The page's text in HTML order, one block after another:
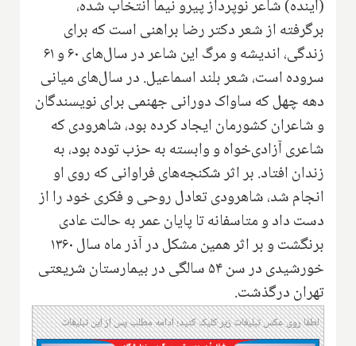
(آینده) شاعر نوپرداز پیرو نیما انتخاب شده،
برگرفته از شعر دکتر رضا براهنی است که برای
زندگی، اندیشه و مرگ این شاعر در سال‌های ۶۰ و ۶۱
سروده است، شعر بلند اسماعیل. در سال‌های میانی
دهه چهل که ساواک دورانی جهنمی برای نویسندگان
و شاعران کشورمان ایجاد کرده بود، شاهرودی که
شاعری آزادی‌خواه و وابسته به حزب توده بود، به
زندان افتاد. بر اثر شکنجه‌های فراوانی که روی او
انجام شد، شاهرودی تعادل روحی و فکری خود را از
دست داد و متاسفانه تا پایان عمر به حالت عادی
برنگشت و بر اثر همین مشکل در آذر ماه سال ۱۳۶۰
خورشیدی در سن ۵۴ سالگی در بیمارستان شریعتی
تهران درگذشت.
لطفا روی عکس تبلیغات زیر کلیک کنید؛ ادامه مطلب پس از این تبلیغات